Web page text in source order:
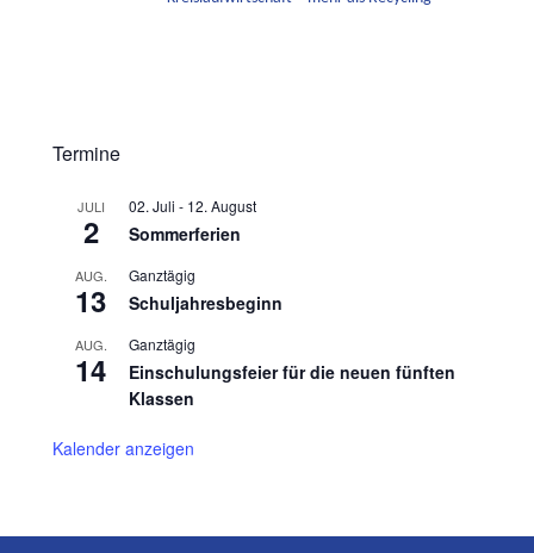
Termine
JULI
2
02. Juli - 12. August
Sommerferien
AUG.
13
Ganztägig
Schuljahresbeginn
AUG.
14
Ganztägig
Einschulungsfeier für die neuen fünften
Klassen
Kalender anzeigen